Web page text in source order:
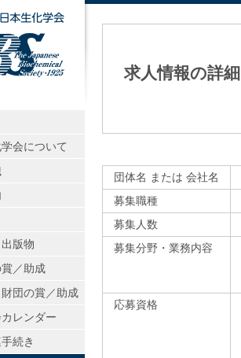
求人情報の詳細
団体名 または 会社名
募集職種
募集人数
募集分野・業務内容
応募資格
公益社団法人日本生化学会
会について
版物
／助成
団の賞／助成
レンダー
続き